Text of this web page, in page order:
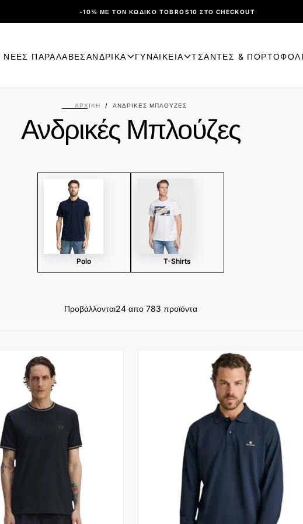
-10% ΜΕ ΤΟΝ ΚΩΔΙΚΌ TOBROS10 ΣΤΟ CHECKOUT
ΝΕΕΣ ΠΑΡΑΛΑΒΕΣΑΝΔΡΙΚΑ ΓΥΝΑΙΚΕΙΑ ΤΣΑΝΤΕΣ &
ΑΡΧΙΚΉ / ΑΝΔΡΙΚΈΣ ΜΠΛΟΎΖΕΣ
Ανδρικές Μπλούζες
Polo T-Shirts
Προβάλλονται24 απο 783 προϊόντα